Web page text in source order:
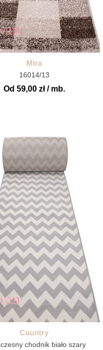
Mira
16014/13
Od 59,00 zł / mb.
Country
chodnik biało szary